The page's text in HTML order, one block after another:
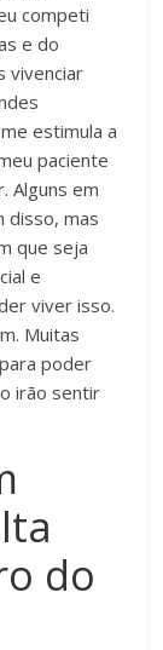
competi
e do
vivenciar
estimula a
paciente
Alguns em
disso, mas
que seja
e
viver isso.
Muitas
poder
irão sentir
do